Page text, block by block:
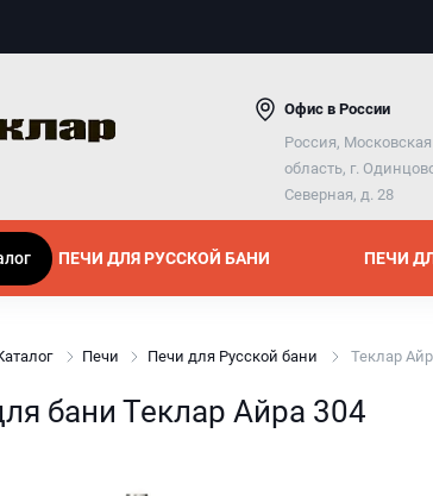
Офис в России
Россия, Московская
область, г.
Северная, д. 28
ПЕЧИ ДЛЯ РУССКОЙ БАНИ ПЕЧИ
для общественной
Каменки теплоёмких
Дымоходы одностенные
Печи Печи для Русской бани Теклар
бани Теклар Айра 304